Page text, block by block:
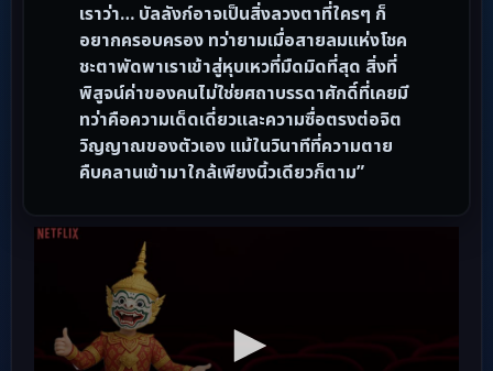
เราว่า… บัลลังก์อาจเป็นสิ่งลวงตาที่ใครๆ ก็
อยากครอบครอง ทว่ายามเมื่อสายลมแห่งโชค
ชะตาพัดพาเราเข้าสู่หุบเหวที่มืดมิดที่สุด สิ่งที่
พิสูจน์ค่าของคนไม่ใช่ยศถาบรรดาศักดิ์ที่เคยมี
ทว่าคือความเด็ดเดี่ยวและความซื่อตรงต่อจิต
วิญญาณของตัวเอง แม้ในวินาทีที่ความตาย
คืบคลานเข้ามาใกล้เพียงนิ้วเดียวก็ตาม”